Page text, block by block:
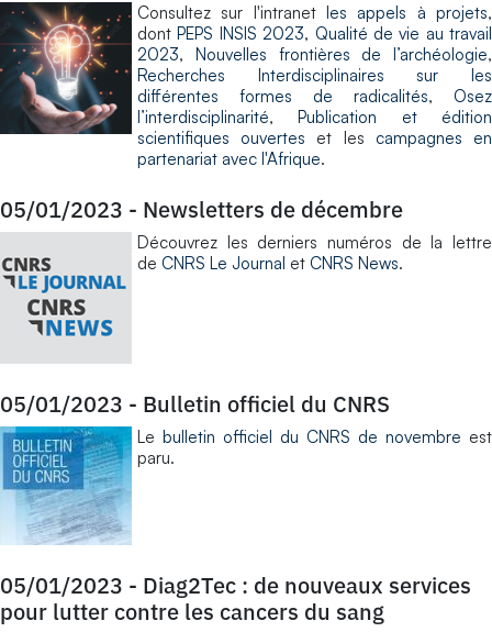
Consultez sur l'intranet les appels à projets,
dontPEPS INSIS 2023, Qualité de vie au travail
2023, Nouvelles frontières de l’archéologie,
Recherches Interdisciplinaires sur les
différentes formes de radicalités, Osez
l’interdisciplinarité,Publication et édition
scientifiques ouvertes et les campagnes en
partenariat avec l'Afrique.
05/01/2023 - Newsletters de décembre
Découvrez les derniers numéros de la lettre
de CNRS Le Journal et CNRS News.
05/01/2023 - Bulletin officiel du CNRS
Le bulletin officiel du CNRS de novembre est
paru.
05/01/2023 - Diag2Tec : de nouveaux services
pour lutter contre les cancers du sang